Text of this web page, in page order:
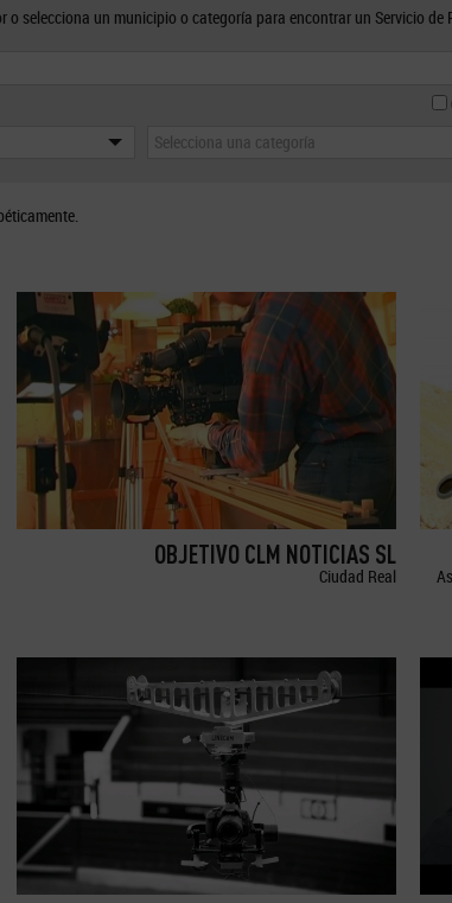
o selecciona un municipio o categoría para encontrar un Servicio de
Selecciona una categoría
OBJETIVO CLM NOTICIAS SL
Ciudad Real